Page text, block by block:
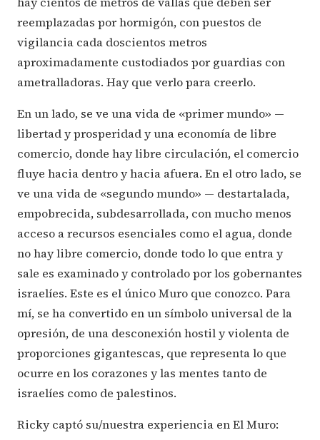
reemplazadas por hormigón, con puestos de
vigilancia cada doscientos metros
aproximadamente custodiados por guardias con
ametralladoras. Hay que verlo para creerlo.
En un lado, se ve una vida de «primer mundo» —
libertad y prosperidad y una economía de libre
comercio, donde hay libre circulación, el comercio
fluye hacia dentro y hacia afuera. En el otro lado, se
ve una vida de «segundo mundo» — destartalada,
empobrecida, subdesarrollada, con mucho menos
acceso a recursos esenciales como el agua, donde
no hay libre comercio, donde todo lo que entra y
sale es examinado y controlado por los gobernantes
israelíes. Este es el único Muro que conozco. Para
mí, se ha convertido en un símbolo universal de la
opresión, de una desconexión hostil y violenta de
proporciones gigantescas, que representa lo que
ocurre en los corazones y las mentes tanto de
israelíes como de palestinos.
Ricky captó su/nuestra experiencia en El Muro: